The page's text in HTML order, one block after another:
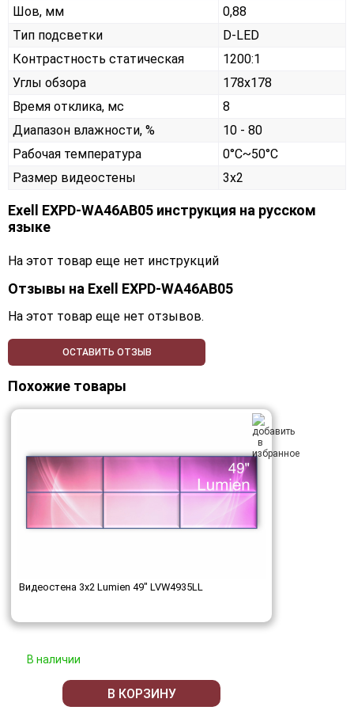
Шов, мм
0,88
Тип подсветки
D-LED
Контрастность статическая
1200:1
Углы обзора
178x178
Время отклика, мс
8
Диапазон влажности, %
10 - 80
Рабочая температура
0°C~50°C
Размер видеостены
3x2
Exell EXPD-WA46AB05 инструкция на русском
языке
На этот товар еще нет инструкций
Отзывы на Exell EXPD-WA46AB05
На этот товар еще нет отзывов.
ОСТАВИТЬ ОТЗЫВ
Похожие товары
Видеостена 3x2 Lumien 49" LVW4935LL
В наличии
В КОРЗИНУ